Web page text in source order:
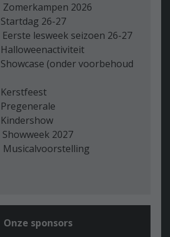
2026
26-27
lesweek seizoen 26-27
(onder voorbehoud
2027
Onze sponsors